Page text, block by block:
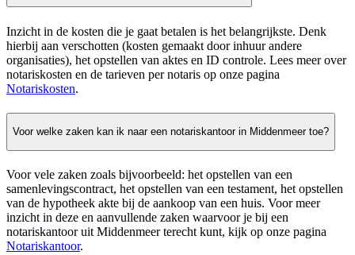
Inzicht in de kosten die je gaat betalen is het belangrijkste. Denk
hierbij aan verschotten (kosten gemaakt door inhuur andere
organisaties), het opstellen van aktes en ID controle. Lees meer over
notariskosten en de tarieven per notaris op onze pagina
Notariskosten.
Voor welke zaken kan ik naar een notariskantoor in Middenmeer toe?
Voor vele zaken zoals bijvoorbeeld: het opstellen van een
samenlevingscontract, het opstellen van een testament, het opstellen
van de hypotheek akte bij de aankoop van een huis. Voor meer
inzicht in deze en aanvullende zaken waarvoor je bij een
notariskantoor uit Middenmeer terecht kunt, kijk op onze pagina
Notariskantoor.